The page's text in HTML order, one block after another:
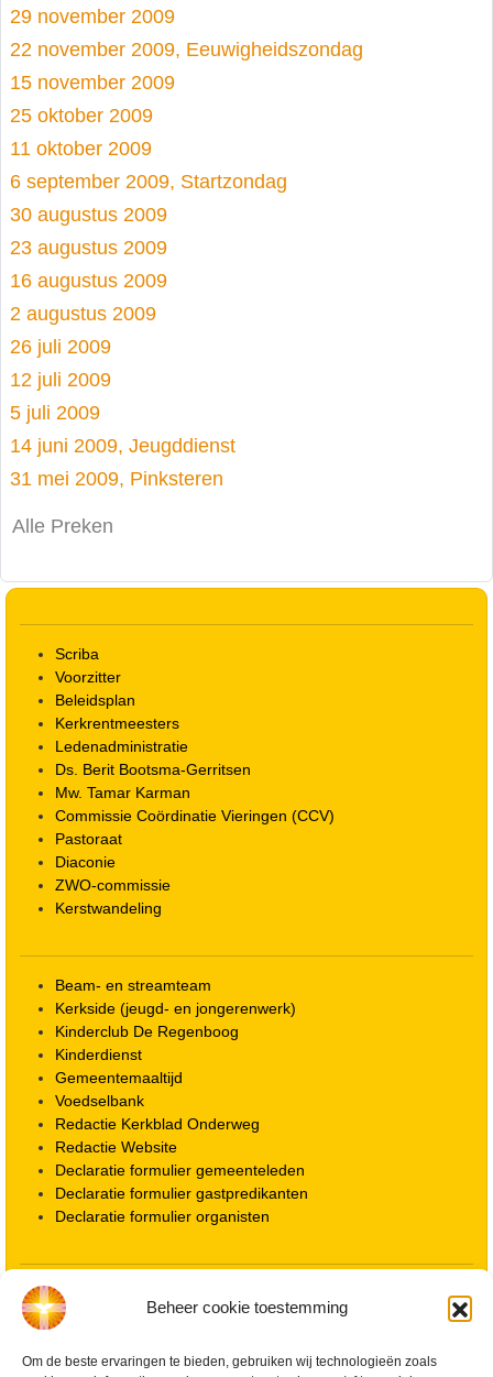
Beheer cookie toestemming
Om de beste ervaringen te bieden, gebruiken wij technologieën zoals
29 november 2009
22 november 2009, Eeuwigheidszondag
15 november 2009
25 oktober 2009
11 oktober 2009
6 september 2009, Startzondag
30 augustus 2009
23 augustus 2009
16 augustus 2009
2 augustus 2009
26 juli 2009
12 juli 2009
5 juli 2009
14 juni 2009, Jeugddienst
31 mei 2009, Pinksteren
Alle Preken
Scriba
Voorzitter
Beleidsplan
Kerkrentmeesters
Ledenadministratie
Ds. Berit Bootsma-Gerritsen
Mw. Tamar Karman
Commissie Coördinatie Vieringen (CCV)
Pastoraat
Diaconie
ZWO-commissie
Kerstwandeling
Beam- en streamteam
Kerkside (jeugd- en jongerenwerk)
Kinderclub De Regenboog
Kinderdienst
Gemeentemaaltijd
Voedselbank
Redactie Kerkblad Onderweg
Redactie Website
Declaratie formulier gemeenteleden
Declaratie formulier gastpredikanten
Declaratie formulier organisten
Locatie kerk
ANBI informatie PGWD
Vrienden van de Grote Kerk